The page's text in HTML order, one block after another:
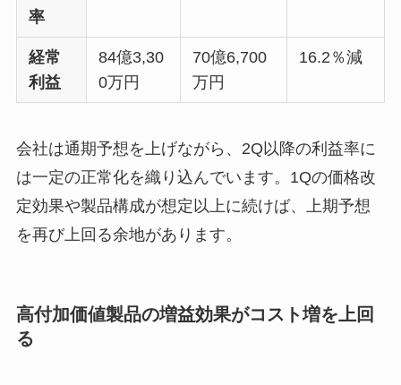
率
経常
利益
84億3,30
0万円
70億6,700
万円
16.2％減
会社は通期予想を上げながら、2Q以降の利益率に
は一定の正常化を織り込んでいます。1Qの価格改
定効果や製品構成が想定以上に続けば、上期予想
を再び上回る余地があります。
高付加価値製品の増益効果がコスト増を上回
る